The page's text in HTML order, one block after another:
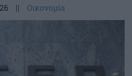
|| Οικονομία